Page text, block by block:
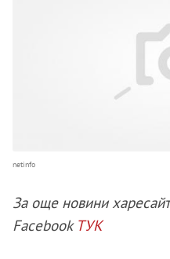
netinfo
За още новини
Facebook ТУК